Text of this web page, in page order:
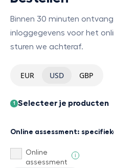
Binnen 30 minuten
inloggegevens voor het
sturen we achteraf.
EUR USD GBP
1 Selecteer je producten
Online assessment:
Online
assessment
i